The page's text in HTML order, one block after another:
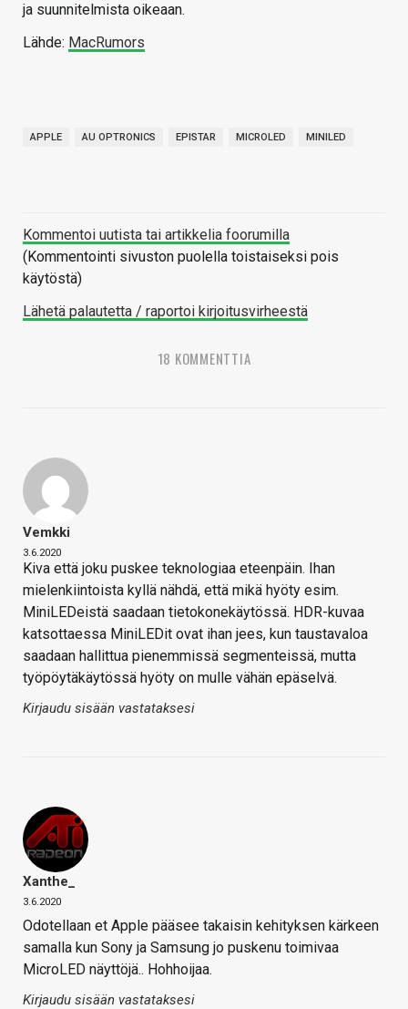
ja suunnitelmista oikeaan.
Lähde: MacRumors
APPLE AU OPTRONICS EPISTAR MICROLED MINILED
Kommentoi uutista tai artikkelia foorumilla
(Kommentointi sivuston puolella toistaiseksi pois
käytöstä)
Lähetä palautetta / raportoi kirjoitusvirheestä
18 KOMMENTTIA
Vemkki
3.6.2020
Kiva että joku puskee teknologiaa eteenpäin. Ihan
mielenkiintoista kyllä nähdä, että mikä hyöty esim.
MiniLEDeistä saadaan tietokonekäytössä. HDR-kuvaa
katsottaessa MiniLEDit ovat ihan jees, kun taustavaloa
saadaan hallittua pienemmissä segmenteissä, mutta
työpöytäkäytössä hyöty on mulle vähän epäselvä.
Kirjaudu sisään vastataksesi
Xanthe_
3.6.2020
Odotellaan et Apple pääsee takaisin kehityksen kärkeen
samalla kun Sony ja Samsung jo puskenu toimivaa
MicroLED näyttöjä.. Hohhoijaa.
Kirjaudu sisään vastataksesi